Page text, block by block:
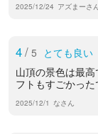
2025/12/24 アズまーさん
4/ 5 とても良い
山頂の景色は最
フトもすごかった
2025/12/1 なさん